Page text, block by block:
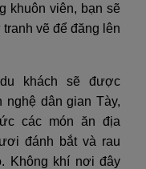
khuôn viên, bạn sẽ
vẽ để đăng lên
khách sẽ được
dân gian Tày,
các món ăn địa
đánh bắt và rau
Không khí nơi đây